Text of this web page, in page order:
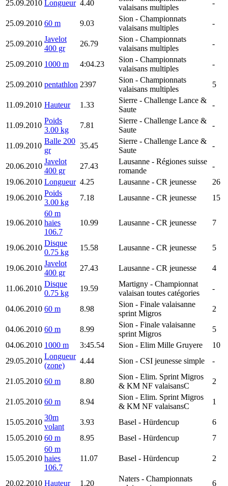
25.09.2010 Longueur 4.40
valaisans multiples
-
25.09.2010 60 m 9.03
Sion - Championnats
valaisans multiples
-
25.09.2010
Javelot
400 gr
26.79
Sion - Championnats
valaisans multiples
-
25.09.2010 1000 m 4:04.23
Sion - Championnats
valaisans multiples
-
25.09.2010 pentathlon 2397
Sion - Championnats
valaisans multiples
5
11.09.2010 Hauteur 1.33
Sierre - Challenge Lance &
Saute
-
11.09.2010
Poids
3.00 kg
7.81
Sierre - Challenge Lance &
Saute
-
11.09.2010
Balle 200
gr
35.45
Sierre - Challenge Lance &
Saute
-
20.06.2010
Javelot
400 gr
27.43
Lausanne - Régiones suisse
romande
-
19.06.2010 Longueur 4.25 Lausanne - CR jeunesse
26
19.06.2010
Poids
3.00 kg
7.18 Lausanne - CR jeunesse 15
19.06.2010
60 m
haies
106.7
10.99 Lausanne - CR jeunesse 7
19.06.2010
Disque
0.75 kg
15.58 Lausanne - CR jeunesse 5
19.06.2010
Javelot
400 gr
27.43 Lausanne - CR jeunesse 4
11.06.2010
Disque
0.75 kg
19.59
Martigny - Championnat
valaisan toutes catégories
-
04.06.2010 60 m 8.98
Sion - Finale valaisanne
sprint Migros
2
04.06.2010 60 m 8.99
Sion - Finale valaisanne
sprint Migros
5
04.06.2010 1000 m 3:45.54 Sion - Elim Mille Gruyere
10
29.05.2010
Longueur
(zone)
4.44 Sion - CSI jeunesse simple -
21.05.2010 60 m 8.80
Sion - Elim. Sprint Migros
& KM NF valaisansC
2
21.05.2010 60 m 8.94
Sion - Elim. Sprint Migros
& KM NF valaisansC
1
15.05.2010
30m
volant
3.93 Basel - Hürdencup
6
15.05.2010 60 m 8.95 Basel - Hürdencup 7
15.05.2010
60 m
haies
106.7
11.07 Basel - Hürdencup 2
20.02.2010 Hauteur 1.20
Naters - Championnats
6